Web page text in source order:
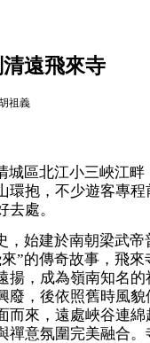
遠飛來寺
祖義
區北江小三峽江畔
環抱，不少遊客專
處。
始建於南朝梁武帝
”的傳奇故事，飛來
揚，成為嶺南知名
廢，後依照舊時風
而來，遠處峽谷連
禪意氛圍完美融合